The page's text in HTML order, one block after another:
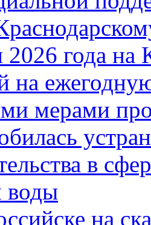
года на
на
мерами
в
воды
на